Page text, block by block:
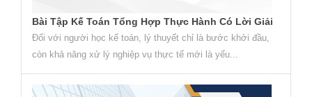
Bài Tập Kế Toán Tổng Hợp Thực Hành Có Lời Giải
Đối với người học kế toán, lý thuyết chỉ là bước khởi đầu,
còn khả năng xử lý nghiệp vụ thực tế mới là yếu...